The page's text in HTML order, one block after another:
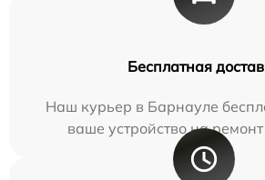
Бесплатная
Наш курьер в Барнауле
ваше устройство на